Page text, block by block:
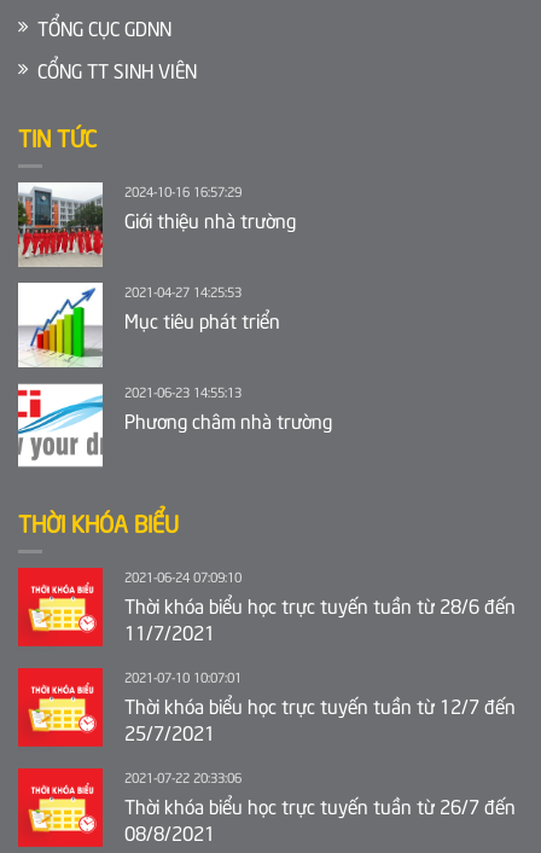
TỔNG CỤC GDNN
CỔNG TT SINH VIÊN
TIN TỨC
2024-10-16 16:57:29
Giới thiệu nhà trường
2021-04-27 14:25:53
Mục tiêu phát triển
2021-06-23 14:55:13
Phương châm nhà trường
THỜI KHÓA BIỂU
2021-06-24 07:09:10
Thời khóa biểu học trực tuyến tuần từ 28/6 đến
11/7/2021
2021-07-10 10:07:01
Thời khóa biểu học trực tuyến tuần từ 12/7 đến
25/7/2021
2021-07-22 20:33:06
Thời khóa biểu học trực tuyến tuần từ 26/7 đến
08/8/2021